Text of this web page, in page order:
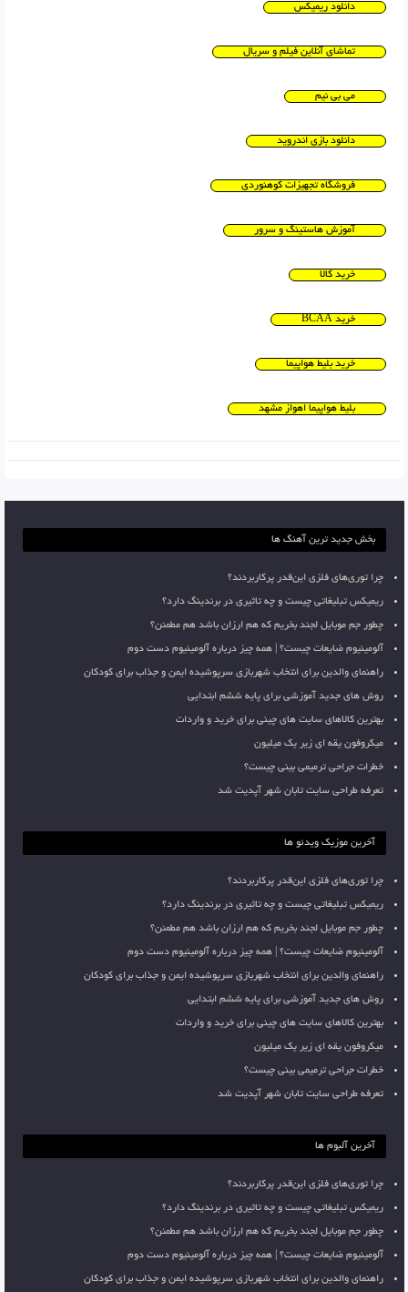
دانلود ریمیکس
تماشای آنلاین فیلم و سریال
می بی نیم
دانلود بازی اندروید
فروشگاه تجهیزات کوهنوردی
آموزش هاستینگ و سرور
خرید کالا
خرید BCAA
خرید بلیط هواپیما
بلیط هواپیما اهواز مشهد
بخش جدید ترین آهنگ ها
چرا توری‌های فلزی این‌قدر پرکاربردند؟
ریمیکس تبلیغاتی چیست و چه تاثیری در برندینگ دارد؟
چطور جم موبایل لجند بخریم که هم ارزان باشد هم مطمئن؟
آلومینیوم ضایعات چیست؟ | همه چیز درباره آلومینیوم دست دوم
راهنمای والدین برای انتخاب شهربازی سرپوشیده ایمن و جذاب برای کودکان
روش های جدید آموزشی برای پایه ششم ابتدایی
بهترین کالاهای سایت های چینی برای خرید و واردات
میکروفون یقه ای زیر یک میلیون
خطرات جراحی ترمیمی بینی چیست؟
تعرفه طراحی سایت تابان شهر آپدیت شد
آخرین موزیک ویدئو ها
چرا توری‌های فلزی این‌قدر پرکاربردند؟
ریمیکس تبلیغاتی چیست و چه تاثیری در برندینگ دارد؟
چطور جم موبایل لجند بخریم که هم ارزان باشد هم مطمئن؟
آلومینیوم ضایعات چیست؟ | همه چیز درباره آلومینیوم دست دوم
راهنمای والدین برای انتخاب شهربازی سرپوشیده ایمن و جذاب برای کودکان
روش های جدید آموزشی برای پایه ششم ابتدایی
بهترین کالاهای سایت های چینی برای خرید و واردات
میکروفون یقه ای زیر یک میلیون
خطرات جراحی ترمیمی بینی چیست؟
تعرفه طراحی سایت تابان شهر آپدیت شد
آخرین آلبوم ها
چرا توری‌های فلزی این‌قدر پرکاربردند؟
ریمیکس تبلیغاتی چیست و چه تاثیری در برندینگ دارد؟
چطور جم موبایل لجند بخریم که هم ارزان باشد هم مطمئن؟
آلومینیوم ضایعات چیست؟ | همه چیز درباره آلومینیوم دست دوم
راهنمای والدین برای انتخاب شهربازی سرپوشیده ایمن و جذاب برای کودکان